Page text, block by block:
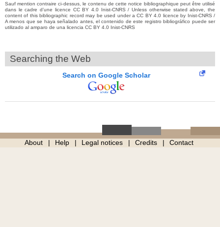
Sauf mention contraire ci-dessus, le contenu de cette notice bibliographique peut être utilisé
dans le cadre d’une licence CC BY 4.0 Inist-CNRS / Unless otherwise stated above, the
content of this bibliographic record may be used under a CC BY 4.0 licence by Inist-CNRS /
A menos que se haya señalado antes, el contenido de este registro bibliográfico puede ser
utilizado al amparo de una licencia CC BY 4.0 Inist-CNRS
Searching the Web
Search on Google Scholar
About Help Legal notices Credits Contact